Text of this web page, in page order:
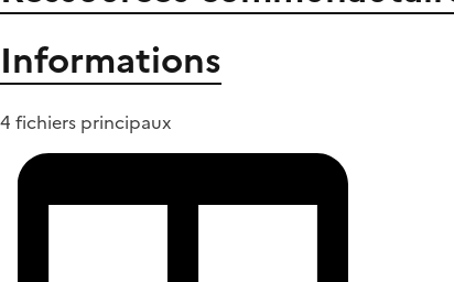
Informations
4 fichiers principaux